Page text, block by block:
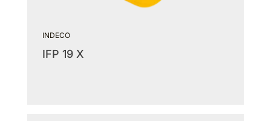
INDECO
IFP 19 X